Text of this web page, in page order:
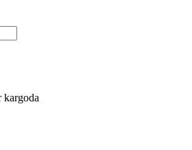
kargoda